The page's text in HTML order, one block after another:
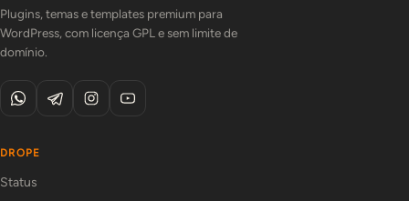
Plugins, temas e templates premium para
WordPress, com licença GPL e sem limite de
domínio.
DROPE
Status